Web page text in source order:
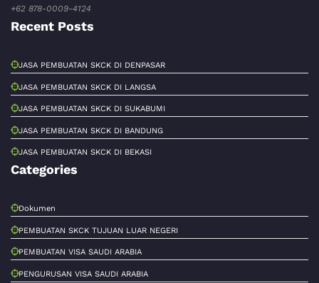
+62 878-0009-4124
Recent Posts
JASA PEMBUATAN SKCK DI DENPASAR
JASA PEMBUATAN SKCK DI LANGSA
JASA PEMBUATAN SKCK DI SUKABUMI
JASA PEMBUATAN SKCK DI BANDUNG
JASA PEMBUATAN SKCK DI BEKASI
Categories
Dokumen
PEMBUATAN SKCK TUJUAN LUAR NEGERI
PEMBUATAN VISA SAUDI ARABIA
PENGURUSAN VISA SAUDI ARABIA